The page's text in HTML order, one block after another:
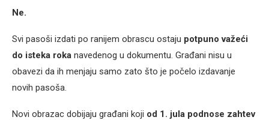
Ne.
Svi pasoši izdati po ranijem obrascu ostaju potpuno važeći
do isteka roka navedenog u dokumentu. Građani nisu u
obavezi da ih menjaju samo zato što je počelo izdavanje
novih pasoša.
Novi obrazac dobijaju građani koji od 1. jula podnose zahtev